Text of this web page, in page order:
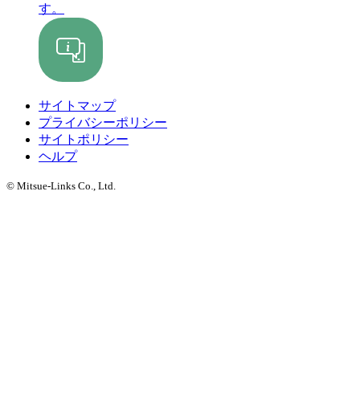
す。
サイトマップ
プライバシーポリシー
サイトポリシー
ヘルプ
© Mitsue-Links Co., Ltd.